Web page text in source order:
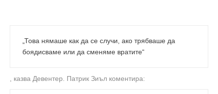
„Това нямаше как да се случи, ако трябваше да
боядисваме или да сменяме вратите“
, казва Девентер. Патрик Зиъл коментира: